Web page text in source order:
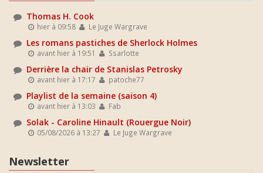
Thomas H. Cook
hier à 09:58 Le Juge Wargrave
Les romans pastiches de Sherlock Holmes
avant hier à 19:51 Ssarlotte
Derrière la chair de Stanislas Petrosky
avant hier à 17:17 patoche77
Playlist de la semaine (saison 4)
avant hier à 13:03 Fab
Solak - Caroline Hinault (Rouergue Noir)
05/08/2026 à 13:27 Le Juge Wargrave
Newsletter